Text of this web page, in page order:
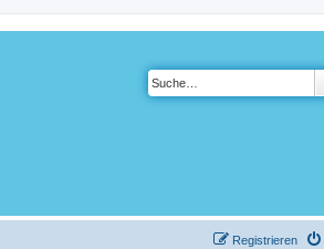
Registrieren